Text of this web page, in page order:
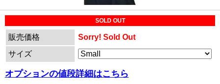
SOLD OUT
販売価格
Sorry! Sold Out
サイズ
オプションの値段詳細はこちら